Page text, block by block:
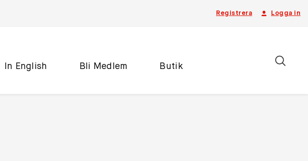
Registrera Logga in
In English Bli Medlem Butik